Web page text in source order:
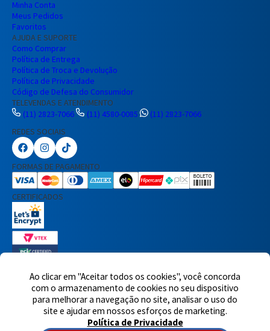
Ao clicar em "Aceitar todos os cookies", você concorda
com o armazenamento de cookies no seu dispositivo
para melhorar a navegação no site, analisar o uso do
site e ajudar em nossos esforços de marketing.
Política de Privacidade
Minha Conta
Meus Pedidos
Favoritos
AJUDA E SUPORTE
Como Comprar
Política de Entrega
Política de Troca e Devolução
Política de Privacidade
Código de Defesa do Consumidor
TELEVENDAS E ATENDIMENTO
(11) 2823-7066
(11) 4580-0085
(11) 2823-7066
REDES SOCIAIS
FORMAS DE PAGAMENTO
CERTIFICADOS
7460 avaliações reais
© 2025,Eletrônica Santana Ltda. Todos os direitos reservados.
Voluntários da Pátria, 1495 - Santana - CEP 02011-200 - São Paulo -
Atendimento de segunda à quinta-feira das 8h às 18h e sexta-
Nome Completo
Iniciar Conversa